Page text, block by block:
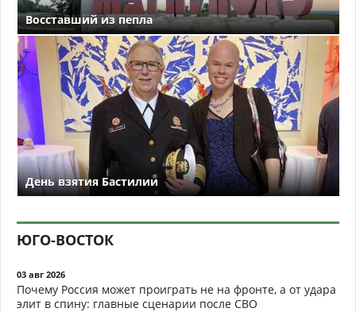
Восставший из пепла
День взятия Бастилии
ЮГО-ВОСТОК
03 авг 2026
Почему Россия может проиграть не на фронте, а от удара
элит в спину: главные сценарии после СВО